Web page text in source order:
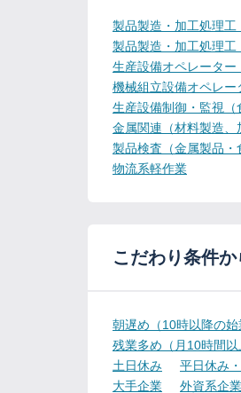
製品製造・加工処理工
製品製造・加工処理工
生産設備オペレーター
機械組立設備オペレー
生産設備制御・監視（
金属関連（材料製造、
製品検査（金属製品・
物流系軽作業
こだわり条件
朝遅め（10時以降の始
残業多め（月10時間以
土日休み
平日休み
大手企業
外資系企業